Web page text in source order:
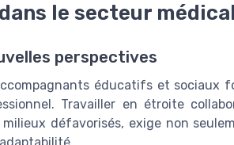
le secteur médical
perspectives
éducatifs et sociaux
Travailler en étroite
défavorisés, exige non